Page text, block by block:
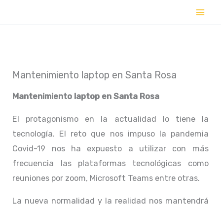
Mantenimiento laptop en Santa Rosa
Mantenimiento laptop en Santa Rosa
El protagonismo en la actualidad lo tiene la
tecnología. El reto que nos impuso la pandemia
Covid-19 nos ha expuesto a utilizar con más
frecuencia las plataformas tecnológicas como
reuniones por zoom, Microsoft Teams entre otras.
La nueva normalidad y la realidad nos mantendrá